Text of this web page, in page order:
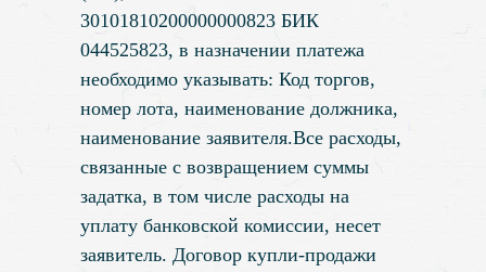
30101810200000000823 БИК
044525823, в назначении платежа
необходимо указывать: Код торгов,
номер лота, наименование должника,
наименование заявителя.Все расходы,
связанные с возвращением суммы
задатка, в том числе расходы на
уплату банковской комиссии, несет
заявитель. Договор купли-продажи